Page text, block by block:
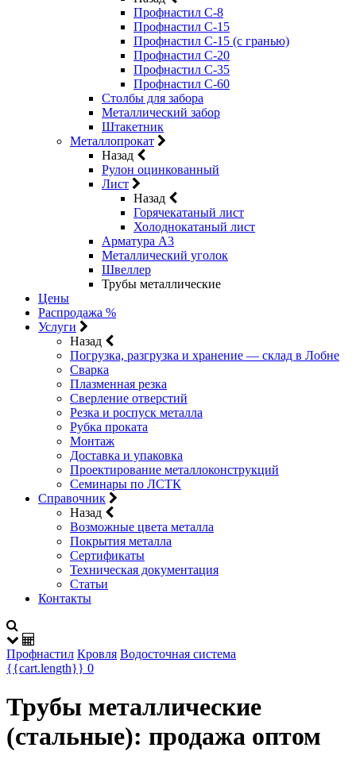
Профнастил С-8
Профнастил С-15
Профнастил С-15 (с гранью)
Профнастил С-20
Профнастил С-35
Профнастил С-60
Столбы для забора
Металлический забор
Штакетник
Металлопрокат
Назад
Рулон оцинкованный
Лист
Назад
Горячекатаный лист
Холоднокатаный лист
Арматура А3
Металлический уголок
Швеллер
Трубы металлические
Цены
Распродажа %
Услуги
Назад
Погрузка, разгрузка и хранение — склад в Лобне
Сварка
Плазменная резка
Сверление отверстий
Резка и роспуск металла
Рубка проката
Монтаж
Доставка и упаковка
Проектирование металлоконструкций
Семинары по ЛСТК
Справочник
Назад
Возможные цвета металла
Покрытия металла
Сертификаты
Техническая документация
Статьи
Контакты
Профнастил Кровля Водосточная система
{{cart.length}} 0
Трубы металлические
(стальные): продажа оптом